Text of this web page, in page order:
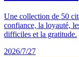
Une collection de 50
confiance, la loyauté,
difficiles et la gratitude.
2026/7/27